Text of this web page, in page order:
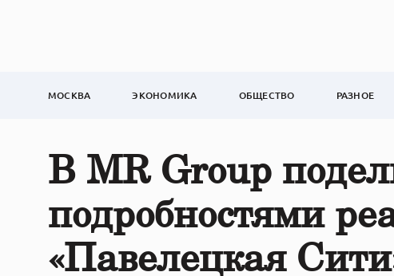
МОСКВА ЭКОНОМИКА ОБЩЕСТВО РАЗНОЕ
В MR Group
подробностями
«Павелецкая